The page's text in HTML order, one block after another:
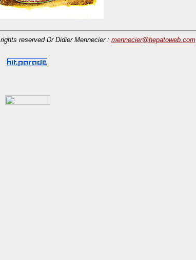
reserved Dr Didier Mennecier : mennecier@hepatoweb.com